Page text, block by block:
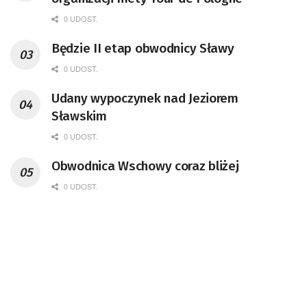
0 UDOST.
Będzie II etap obwodnicy Sławy
0 UDOST.
Udany wypoczynek nad Jeziorem
Sławskim
0 UDOST.
Obwodnica Wschowy coraz bliżej
0 UDOST.